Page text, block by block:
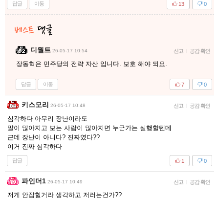
답글 이동 0
13
디월트 26-05-17 10:54 신고 | 공감 확인
장동혁은 민주당의 전략 자산 입니다. 보호 해야 되요.
답글 이동 0
7
키스모리 26-05-17 10:48 신고 | 공감 확인
심각하다 아무리 장난이라도
말이 많아지고 보는 사람이 많아지면 누군가는 실행할텐데
근데 장난이 아니다? 진짜였다??
이거 진짜 심각하다
답글 0
1
파인더1 26-05-17 10:49 신고 | 공감 확인
저게 안잡힐거라 생각하고 저러는건가??